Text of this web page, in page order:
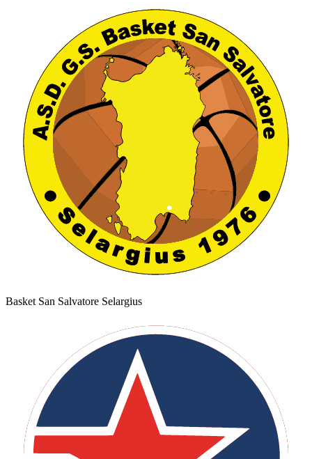
Basket San Salvatore Selargius